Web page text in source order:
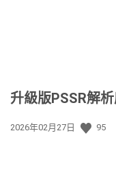
升級版PSSR解
發
2026年02月27日 95